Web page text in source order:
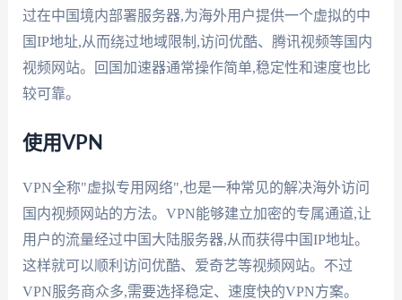
过在中国境内部署服务器,为海外用户提供一个虚拟的中
国IP地址,从而绕过地域限制,访问优酷、腾讯视频等国内
视频网站。回国加速器通常操作简单,稳定性和速度也比
较可靠。
使用VPN
VPN全称"虚拟专用网络",也是一种常见的解决海外访问
国内视频网站的方法。VPN能够建立加密的专属通道,让
用户的流量经过中国大陆服务器,从而获得中国IP地址。
这样就可以顺利访问优酷、爱奇艺等视频网站。不过
VPN服务商众多,需要选择稳定、速度快的VPN方案。